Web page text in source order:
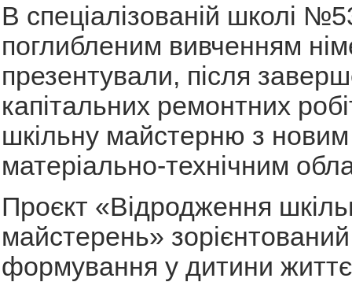
В спеціалізованій школі
поглибленим вивченням
презентували, після
капітальних ремонтних
шкільну майстерню з новим
матеріально-технічним
Проєкт «Відродження
майстерень»
формування у дитини